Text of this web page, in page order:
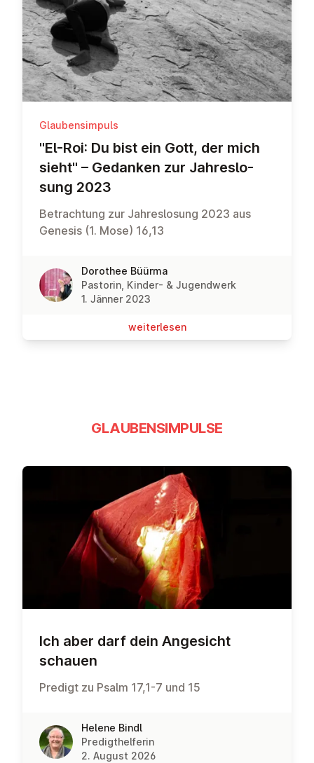
Glaubensimpuls
"El-Roi: Du bist ein Gott, der mich
sieht" – Gedanken zur Jah­res­lo­
sung 2023
Betrachtung zur Jahreslosung 2023 aus
Genesis (1. Mose) 16,13
Dorothee Büürma
Pastorin, Kinder- & Jugendwerk
1. Jänner 2023
wei­ter­le­sen
GLAUBENSIMPULSE
Ich aber darf dein Angesicht
schauen
Predigt zu Psalm 17,1-7 und 15
Helene Bindl
Predigthelferin
2. August 2026